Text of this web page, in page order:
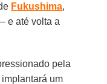
Fukushima,
e até volta a
pela
um